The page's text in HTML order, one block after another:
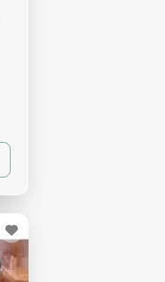
RUSTAVSHI -